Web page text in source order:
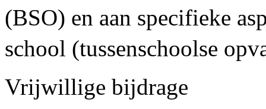
(BSO) en aan specifieke
school (tussenschoolse
Vrijwillige bijdrage